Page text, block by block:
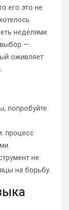
его это не
неделями
—
оживляет
попробуйте
процесс
не
на борьбу.